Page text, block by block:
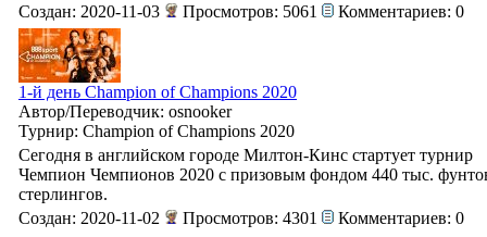
Создан: 2020-11-03
Просмотров: 5061 Комментариев: 0
1-й день Champion of Champions 2020
Автор/Переводчик: osnooker
Турнир: Champion of Champions 2020
Сегодня в английском городе Милтон-Кинс стартует турнир
Чемпион Чемпионов 2020 с призовым фондом 440 тыс.
стерлингов.
Создан: 2020-11-02
Просмотров: 4301
Комментариев: 0